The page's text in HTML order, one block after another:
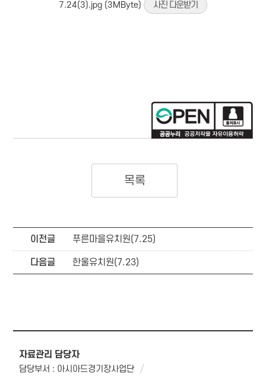
7.24(3).jpg (3MByte) 사진 다운받기
목록
이전글 푸른마을유치원(7.25)
다음글 한울유치원(7.23)
자료관리 담당자
담당부서 : 아시아드경기장사업단